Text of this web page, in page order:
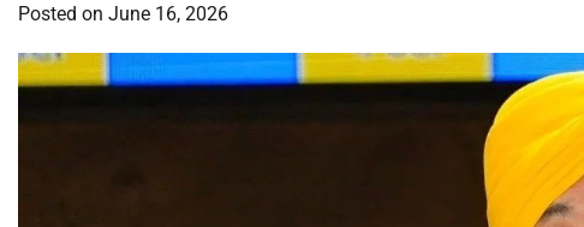
Posted on June 16, 2026